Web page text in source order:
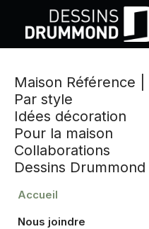
Maison Référence
Par style
Idées décoration
Pour la maison
Collaborations
Dessins Drummond
Accueil
Nous joindre